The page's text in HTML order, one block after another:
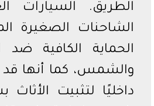
الطريق. السيارات
الشاحنات الصغيرة
الحماية الكافية ضد
والشمس، كما أنها قد
داخليًا لتثبيت